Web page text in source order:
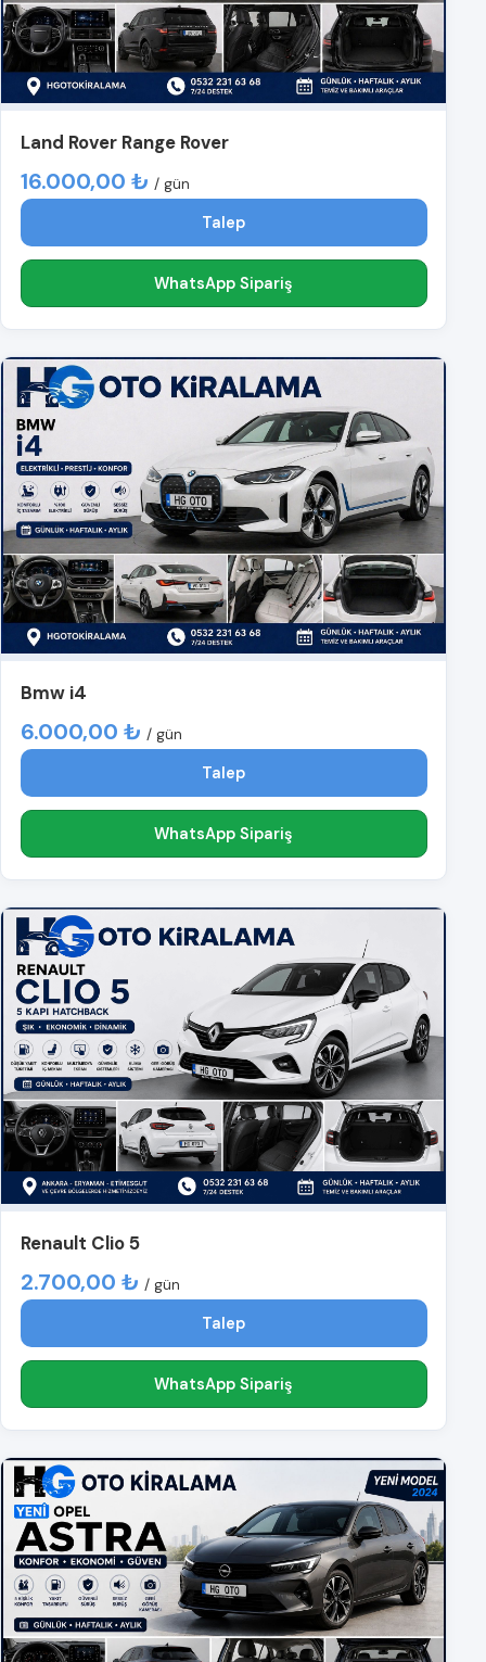
Land Rover Range Rover
16.000,00 ₺ / gün
Talep
WhatsApp Sipariş
Bmw i4
6.000,00 ₺ / gün
Talep
WhatsApp Sipariş
Renault Clio 5
2.700,00 ₺ / gün
Talep
WhatsApp Sipariş